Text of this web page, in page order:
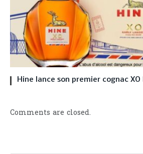
Hine lance son premier cognac XO
Comments are closed.